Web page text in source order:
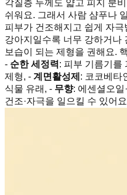
각질층 두께도 얇고 피지 분
쉬워요. 그래서 사람 샴푸나
피부가 건조해지고 쉽게 자
강아지일수록 너무 강하거나
보습이 되는 제형을 권해요.
- 순한 세정력: 피부 기름기를
제형, - 계면활성제 : 코코베타
식물 유래, - 무향: 에센셜오일
건조·자극을 일으킬 수 있어